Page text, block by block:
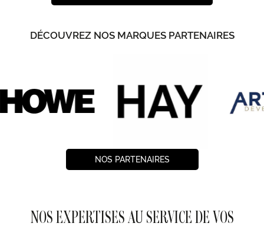
DÉCOUVREZ NOS MARQUES PARTENAIRES
NOS PARTENAIRES
NOS EXPERTISES AU SERVICE DE VOS